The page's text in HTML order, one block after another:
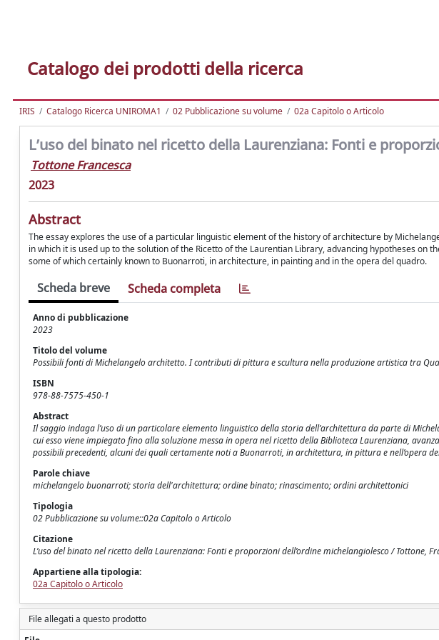
Catalogo dei prodotti della ricerca
IRIS Catalogo Ricerca UNIROMA1 02 Pubblicazione su volume 02a Capitolo o Articolo
L’uso del binato nel ricetto della Laurenziana: Fonti e
Tottone Francesca
2023
Abstract
The essay explores the use of a particular linguistic element of the history of architecture by
in which it is used up to the solution of the Ricetto of the Laurentian Library, advancing hypotheses on
some of which certainly known to Buonarroti, in architecture, in painting and in the opera del quadro.
Scheda breve Scheda completa
Anno di pubblicazione
2023
Titolo del volume
Possibili fonti di Michelangelo architetto. I contributi di pittura e scultura nella produzione artistica tra
ISBN
978-88-7575-450-1
Abstract
Il saggio indaga l’uso di un particolare elemento linguistico della storia dell’architettura da parte di
cui esso viene impiegato fino alla soluzione messa in opera nel ricetto della Biblioteca Laurenziana,
possibili precedenti, alcuni dei quali certamente noti a Buonarroti, in architettura, in pittura e nell’opera
Parole chiave
michelangelo buonarroti; storia dell'architettura; ordine binato; rinascimento; ordini architettonici
Tipologia
02 Pubblicazione su volume::02a Capitolo o Articolo
Citazione
L’uso del binato nel ricetto della Laurenziana: Fonti e proporzioni dell’ordine michelangiolesco / Tottone,
Appartiene alla tipologia:
02a Capitolo o Articolo
File allegati a questo prodotto